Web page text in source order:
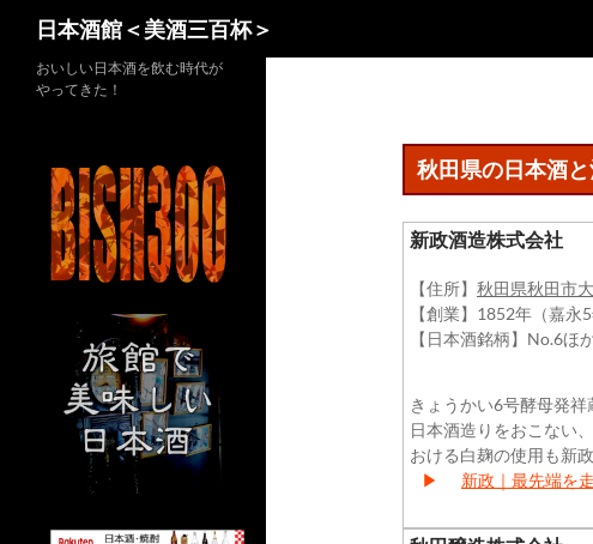
日本酒館＜美酒三百杯＞
秋田県の日本酒
新政酒造株式会社
【住所】 秋田県秋田市
【創業】1852年（嘉永5
【日本酒銘柄】No.6ほ
きょうかい6号酵母発
日本酒造りをおこない
おける白麹の使用も新
▶
新政｜最先端を
おいしい日本酒を飲む時代が
やってきた！